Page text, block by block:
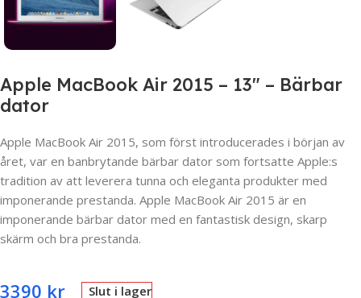
Apple MacBook Air 2015 – 13″ – Bärbar
dator
Apple MacBook Air 2015, som först introducerades i början av
året, var en banbrytande bärbar dator som fortsatte Apple:s
tradition av att leverera tunna och eleganta produkter med
imponerande prestanda. Apple MacBook Air 2015 är en
imponerande bärbar dator med en fantastisk design, skarp
skärm och bra prestanda.
3390 kr Slut i lager